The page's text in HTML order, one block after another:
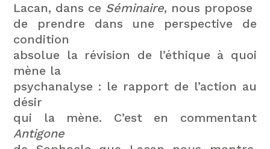
Lacan, dans ce Séminaire, nous propose
de prendre dans une perspective de
condition
absolue la révision de l’éthique à quoi
mène la
psychanalyse : le rapport de l’action au
désir
qui la mène. C’est en commentant
Antigone